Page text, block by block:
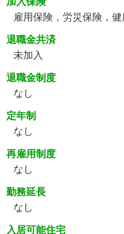
雇用保険，労災保険，
退職金共済
未加入
退職金制度
なし
定年制
なし
再雇用制度
なし
勤務延長
なし
入居可能住宅